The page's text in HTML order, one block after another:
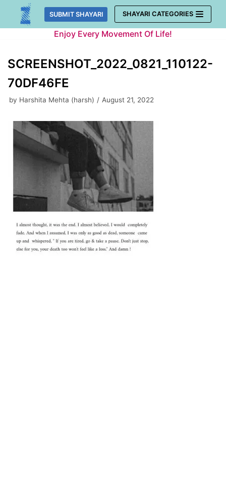
Skip
SUBMIT SHAYARI SHAYARI CATEGORIES
Enjoy Every Movement Of Life!
SCREENSHOT_2022_0821_110122-
70DF46FE
by Harshita Mehta (harsh) August 21, 2022